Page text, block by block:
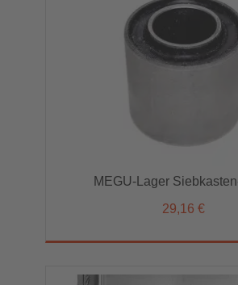
MEGU-Lager
29,16 €